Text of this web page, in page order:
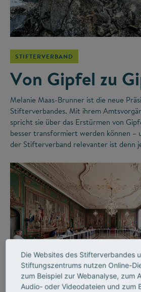
STIFTERVERBAND
Von Gipfel zu
Melanie Maas-Brunner ist die neue
Stifterverbandes. Mit ihrem
spricht sie über das Erstürmen von
besser transformiert werden können –
der Stifterverband relevanter ist denn
Die Websites des Stifterverbandes
Stiftungszentrums nutzen Online-
zum Beispiel zur Webanalyse, zum
Audio- oder Videodateien und zum